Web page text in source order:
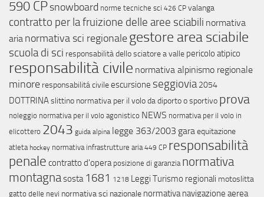
590 CPsnowboard norme tecniche sci 426 CP valanga
contratto per la fruizione delle aree sciabili normativa
aria normativa sci regionalegestore area sciabile
scuola di sci responsabilità dello sciatore a valle pericolo atipico
responsabilità civile normativa alpinismo regionale
minore responsabilitá civileescursione seggiovia 2054
DOTTRINAslittino normativa per il volo da diporto o sportivo prova
noleggio normativa per il volo agonistico NEWS normativa per il volo in
elicottero 2043 guida alpina legge 363/2003 garaequitazione
atleta hockey normativa infrastrutture aria 449 CP responsabilità
penale contratto d'opera posizione di garanzia normativa
montagnasosta 1681 1218 Leggi Turismo regionali motoslitta
gatto delle nevi normativa sci nazionale normativa navigazione aerea